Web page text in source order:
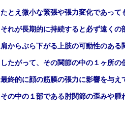
たとえ微小な緊張や張力変化であって
それが長期的に持続すると必ず遠くの
肩からぶら下がる上肢の可動性のある
したがって、その関節の中の１ヶ所
最終的に顔の筋膜の張力に影響を与え
その中の１部である肘関節の歪みや腫